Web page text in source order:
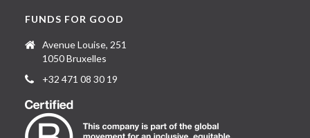
FUNDS FOR GOOD
Avenue Louise, 251
1050 Bruxelles
+32 471 08 30 19